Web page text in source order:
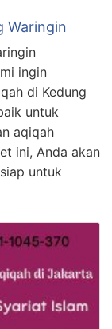
Waringin
ingin
di Kedung
untuk
aqiqah
ini, Anda akan
untuk